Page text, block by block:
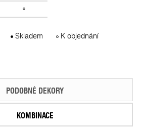
Skladem K objednání
PODOBNÉ DEKORY
KOMBINACE